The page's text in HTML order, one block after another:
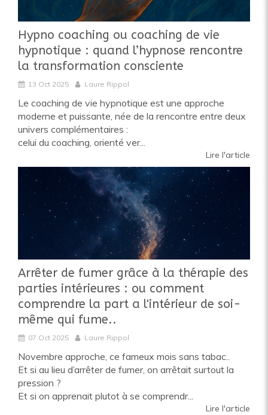
Hypno coaching ou coaching de vie
hypnotique : quand l’hypnose rencontre
la transformation consciente
13 Oct 2025 Laure Rippol
Le coaching de vie hypnotique est une approche
moderne et puissante, née de la rencontre entre deux
univers complémentaires :
celui du coaching, orienté ver...
Lire l'article
Arrêter de fumer grâce à la thérapie des
parties intérieures : ou comment
comprendre la part a l'intérieur de soi-
même qui fume..
07 Oct 2025 Laure Rippol
Novembre approche, ce fameux mois sans tabac..
Et si au lieu d’arrêter de fumer, on arrêtait surtout la
pression ?
Et si on apprenait plutot à se comprendr...
Lire l'article